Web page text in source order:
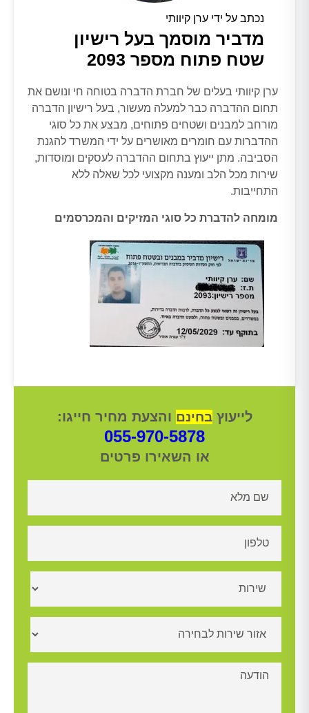
נכתב על ידי ערן קיוותי
מדביר מוסמך בעל רישיון
שטח פתוח מספר 2093
ערן קיוותי בעלים של חברת הדברה בטוחה חי ונושם את
תחום ההדברה כבר למעלה מעשור, בעל רישיון הדברה
מורחב למבנים ושטחים פתוחים, מבצע את כל סוגי
ההדברות עם חומרים מאושרים על ידי המשרד להגנת
הסביבה. מתן ייעוץ בתחום ההדברה לעסקים ומוסדות,
שירות מכל הלב ומענה מקצועי לכל שאלה ללא
התחייבות.
מומחה להדברת כל סוגי המזיקים והמכרסמים
לייעוץבחינם והצעת מחיר חייגו:
055-970-5878
או השאירו פרטים